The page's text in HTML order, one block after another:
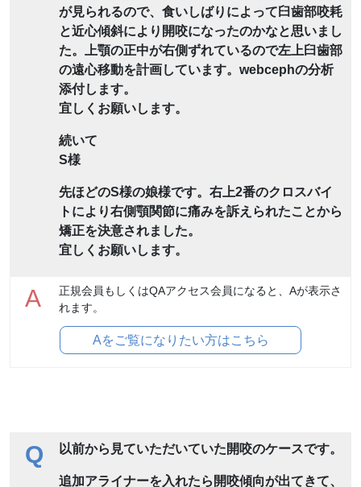
が見られるので、食いしばりによって臼歯部咬耗
と近心傾斜により開咬になったのかなと思いまし
た。上顎の正中が右側ずれているので左上臼歯部
の遠心移動を計画しています。webcephの分析
添付します。
宜しくお願いします。
続いて
S様
先ほどのS様の娘様です。右上2番のクロスバイ
トにより右側顎関節に痛みを訴えられたことから
矯正を決意されました。
宜しくお願いします。
A
正規会員もしくはQAアクセス会員になると、Aが表示さ
れます。
Aをご覧になりたい方はこちら
Q 以前から見ていただいていた開咬のケースです。
追加アライナーを入れたら開咬傾向が出てきて、